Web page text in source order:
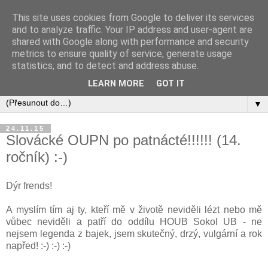
▼
24.11.15
Slovácké OUPN po patnácté!!!!!! (14.
ročník) :-)
Dýr frends!
A myslím tím aj ty, kteří mě v životě neviděli lézt nebo mě
vůbec neviděli a patří do oddílu HOUB Sokol UB - ne
nejsem legenda z bajek, jsem skutečný, drzý, vulgární a rok
napřed! :-) :-) :-)
This site uses cookies from Google to deliver its services
and to analyze traffic. Your IP address and user-agent are
shared with Google along with performance and security
metrics to ensure quality of service, generate usage
statistics, and to detect and address abuse.
LEARN MORE GOT IT